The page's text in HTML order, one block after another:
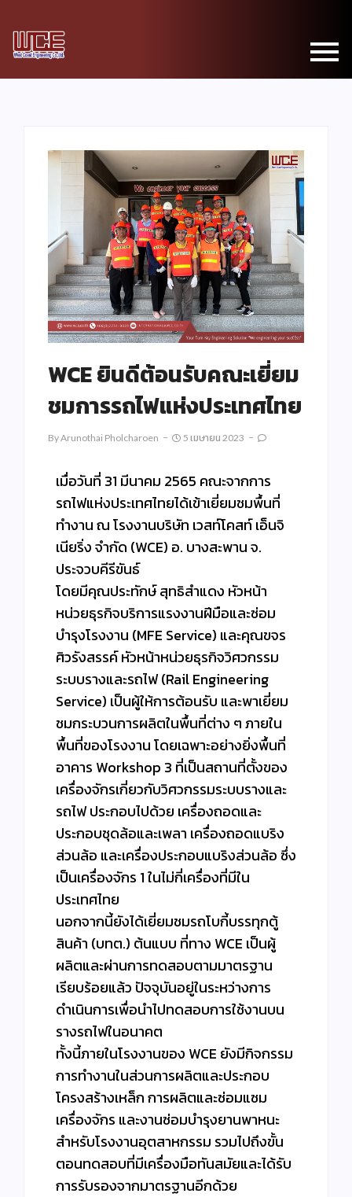
WCE ยินดีต้อนรับคณะเยี่ยม
ชมการรถไฟแห่งประเทศไทย
ByArunothai Pholcharoen 5 เมษายน 2023
เมื่อวันที่ 31 มีนาคม 2565 คณะจากการ
รถไฟแห่งประเทศไทยได้เข้าเยี่ยมชมพื้นที่
ทำงาน ณ โรงงานบริษัท เวสท์โคสท์ เอ็นจิ
เนียริ่ง จำกัด (WCE) อ. บางสะพาน จ.
ประจวบคีรีขันธ์
โดยมีคุณประทักษ์ สุทธิสำแดง หัวหน้า
หน่วยธุรกิจบริการแรงงานฝีมือและซ่อม
บำรุงโรงงาน (MFE Service) และคุณขจร
ศิวรังสรรค์ หัวหน้าหน่วยธุรกิจวิศวกรรม
ระบบรางและรถไฟ (Rail Engineering
Service) เป็นผู้ให้การต้อนรับ และพาเยี่ยม
ชมกระบวนการผลิตในพื้นที่ต่าง ๆ ภายใน
พื้นที่ของโรงงาน โดยเฉพาะอย่างยิ่งพื้นที่
อาคาร Workshop 3 ที่เป็นสถานที่ตั้งของ
เครื่องจักรเกี่ยวกับวิศวกรรมระบบรางและ
รถไฟ ประกอบไปด้วย เครื่องถอดและ
ประกอบชุดล้อและเพลา เครื่องถอดแบริง
ส่วนล้อ และเครื่องประกอบแบริงส่วนล้อ ซึ่ง
เป็นเครื่องจักร 1 ในไม่กี่เครื่องที่มีใน
ประเทศไทย
นอกจากนี้ยังได้เยี่ยมชมรถโบกี้บรรทุกตู้
สินค้า (บทต.) ต้นแบบ ที่ทาง WCE เป็นผู้
ผลิตและผ่านการทดสอบตามมาตรฐาน
เรียบร้อยแล้ว ปัจจุบันอยู่ในระหว่างการ
ดำเนินการเพื่อนำไปทดสอบการใช้งานบน
รางรถไฟในอนาคต
ทั้งนี้ภายในโรงงานของ WCE ยังมีกิจกรรม
การทำงานในส่วนการผลิตและประกอบ
โครงสร้างเหล็ก การผลิตและซ่อมแซม
เครื่องจักร และงานซ่อมบำรุงยานพาหนะ
สำหรับโรงงานอุตสาหกรรม รวมไปถึงขั้น
ตอนทดสอบที่มีเครื่องมือทันสมัยและได้รับ
การรับรองจากมาตรฐานอีกด้วย